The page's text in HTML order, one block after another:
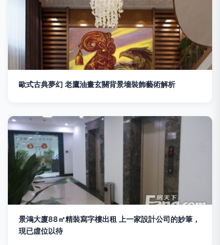
歐式古典夢幻 老鷹油畫玄關背景墻裝飾藝術解析
景鴻大廈88㎡精裝寫字樓出租 上一家設計公司的妙筆，
現已虛位以待